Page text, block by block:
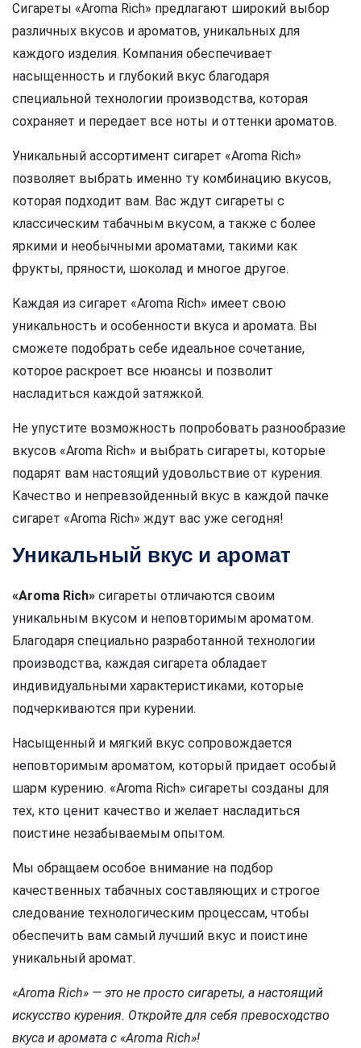
Сигареты «Aroma Rich» предлагают широкий выбор
различных вкусов и ароматов, уникальных для
каждого изделия. Компания обеспечивает
насыщенность и глубокий вкус благодаря
специальной технологии производства, которая
сохраняет и передает все ноты и оттенки ароматов.
Уникальный ассортимент сигарет «Aroma Rich»
позволяет выбрать именно ту комбинацию вкусов,
которая подходит вам. Вас ждут сигареты с
классическим табачным вкусом, а также с более
яркими и необычными ароматами, такими как
фрукты, пряности, шоколад и многое другое.
Каждая из сигарет «Aroma Rich» имеет свою
уникальность и особенности вкуса и аромата. Вы
сможете подобрать себе идеальное сочетание,
которое раскроет все нюансы и позволит
насладиться каждой затяжкой.
Не упустите возможность попробовать разнообразие
вкусов «Aroma Rich» и выбрать сигареты, которые
подарят вам настоящий удовольствие от курения.
Качество и непревзойденный вкус в каждой пачке
сигарет «Aroma Rich» ждут вас уже сегодня!
Уникальный вкус и аромат
«Aroma Rich» сигареты отличаются своим
уникальным вкусом и неповторимым ароматом.
Благодаря специально разработанной технологии
производства, каждая сигарета обладает
индивидуальными характеристиками, которые
подчеркиваются при курении.
Насыщенный и мягкий вкус сопровождается
неповторимым ароматом, который придает особый
шарм курению. «Aroma Rich» сигареты созданы для
тех, кто ценит качество и желает насладиться
поистине незабываемым опытом.
Мы обращаем особое внимание на подбор
качественных табачных составляющих и строгое
следование технологическим процессам, чтобы
обеспечить вам самый лучший вкус и поистине
уникальный аромат.
«Aroma Rich» — это не просто сигареты, а настоящий
искусство курения. Откройте для себя превосходство
вкуса и аромата с «Aroma Rich»!